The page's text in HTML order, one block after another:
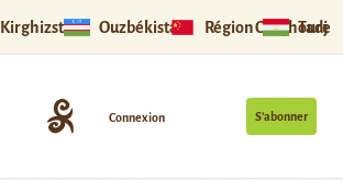
Kirghizstan Ouzbékistan Région Ouïghoure
S’abonner
Connexion